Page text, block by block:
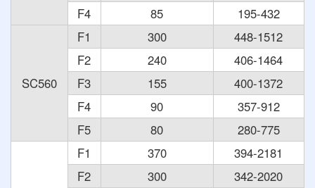
F4
85 195-432
SC560
F1 300
448-1512
F2
240
406-1464
F3
155
400-1372
F4
90
357-912
F5
80 280-775
F1 370
394-2181
F2
300
342-2020